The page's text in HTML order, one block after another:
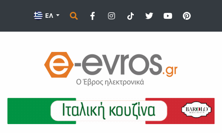
ΕΛ